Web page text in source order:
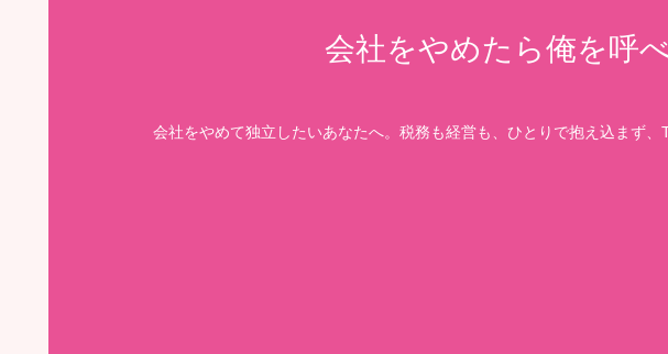
会社をやめたら俺を呼
会社をやめて独立したいあなたへ。税務も経営も、ひとりで抱え込まず